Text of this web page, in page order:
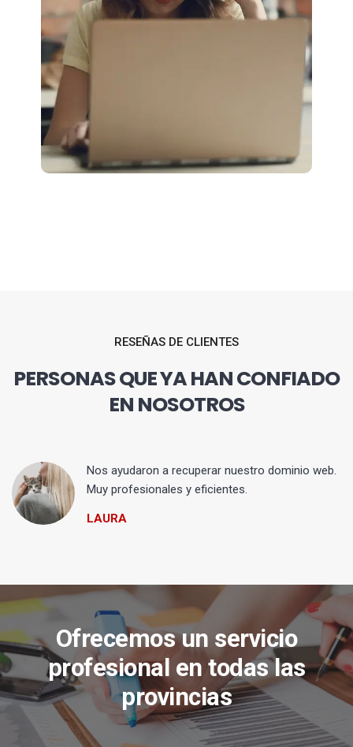
RESEÑAS DE CLIENTES
PERSONAS QUE YA HAN CONFIADO
EN NOSOTROS
Nos ayudaron a recuperar nuestro dominio web.
Muy profesionales y eficientes.
LAURA
Ofrecemos un servicio
profesional en todas las
provincias